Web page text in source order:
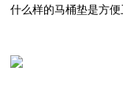
什么样的马桶垫是方便